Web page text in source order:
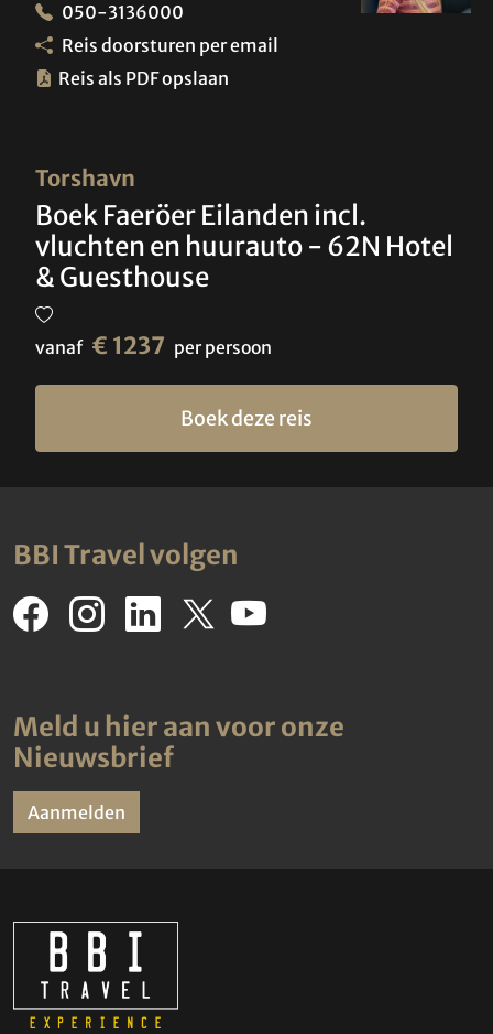
Torshavn
Boek Faeröer Eilanden incl.
vluchten en huurauto - 62N Hotel
& Guesthouse
vanaf € 1237 per persoon
Boek deze reis
050-3136000
Reis doorsturen per email
Reis als PDF opslaan
BBI Travel volgen
Meld u hier aan voor onze
Nieuwsbrief
Aanmelden